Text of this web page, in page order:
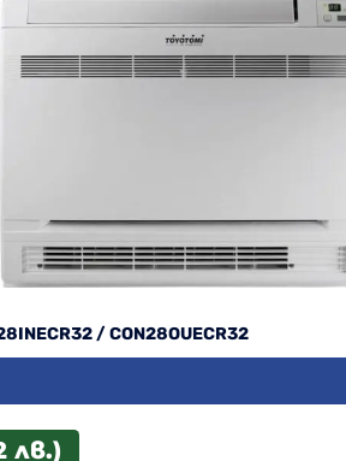
/ CON28OUECR32
лв.)